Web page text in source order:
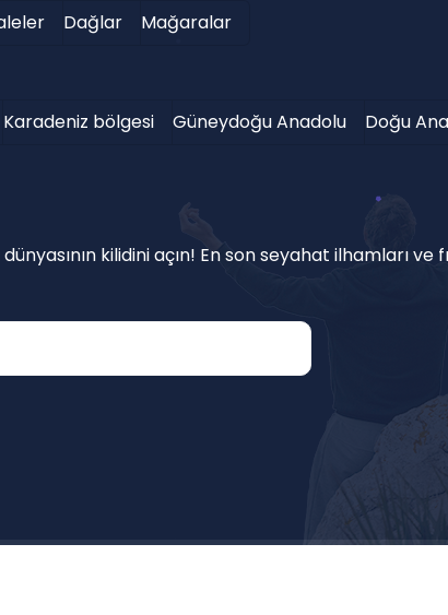
Dağlar Mağaralar
Karadeniz bölgesi Güneydoğu Anadolu Doğu
kilidini açın! En son seyahat ilhamları